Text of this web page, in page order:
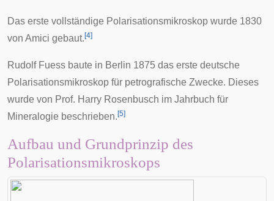
Das erste vollständige Polarisationsmikroskop wurde 1830
von Amici gebaut. [4]
Rudolf Fuess baute in Berlin 1875 das erste deutsche
Polarisationsmikroskop für petrografische Zwecke. Dieses
wurde von Prof. Harry Rosenbusch im Jahrbuch für
Mineralogie beschrieben. [5]
Aufbau und Grundprinzip des
Polarisationsmikroskops